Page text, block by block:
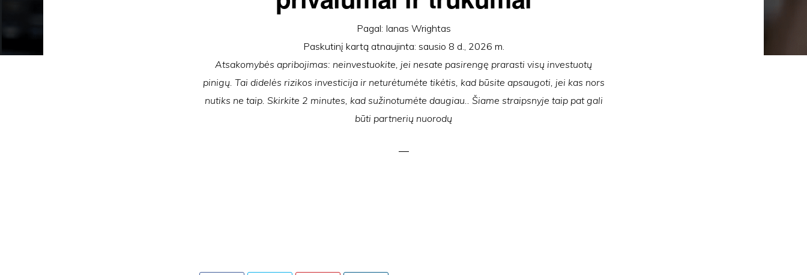
Pagal: Ianas Wrightas
Paskutinį kartą atnaujinta: sausio 8 d., 2026 m.
Atsakomybės apribojimas: neinvestuokite, jei nesate pasirengę prarasti visų investuotų
pinigų. Tai didelės rizikos investicija ir neturėtumėte tikėtis, kad būsite apsaugoti, jei kas nors
nutiks ne taip. Skirkite 2 minutes, kad sužinotumėte daugiau.. Šiame straipsnyje taip pat gali
būti partnerių nuorodų